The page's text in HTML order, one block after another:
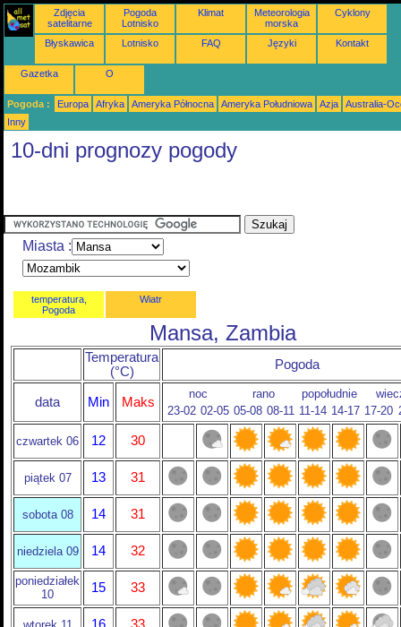
Zdjęcia
satelitarne
Pogoda
Lotnisko
Klimat
Meteorologia
morska
Cyklony
Błyskawica Lotnisko FAQ Języki Kontakt
Gazetka O
Pogoda : Europa Afryka Ameryka Północna Ameryka Południowa Azja
Australia-
Inny
10-dni prognozy pogody
Miasta :
temperatura,
Pogoda
Wiatr
Mansa, Zambia
Temperatura
(°C)
Pogoda
data Min Maks
noc rano popołudnie
23-02 02-05 05-08 08-11 11-14 14-17 17-20
czwartek 06 12 30
piątek 07 13 31
sobota 08 14 31
niedziela 09 14 32
poniedziałek
10
15 33